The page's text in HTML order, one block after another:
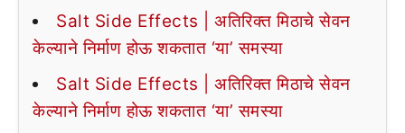
Salt Side Effects | अतिरिक्त मिठाचे सेवन
केल्याने निर्माण होऊ शकतात ‘या’ समस्या
Salt Side Effects | अतिरिक्त मिठाचे सेवन
केल्याने निर्माण होऊ शकतात ‘या’ समस्या